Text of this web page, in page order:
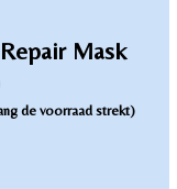
Mask
de voorraad strekt)